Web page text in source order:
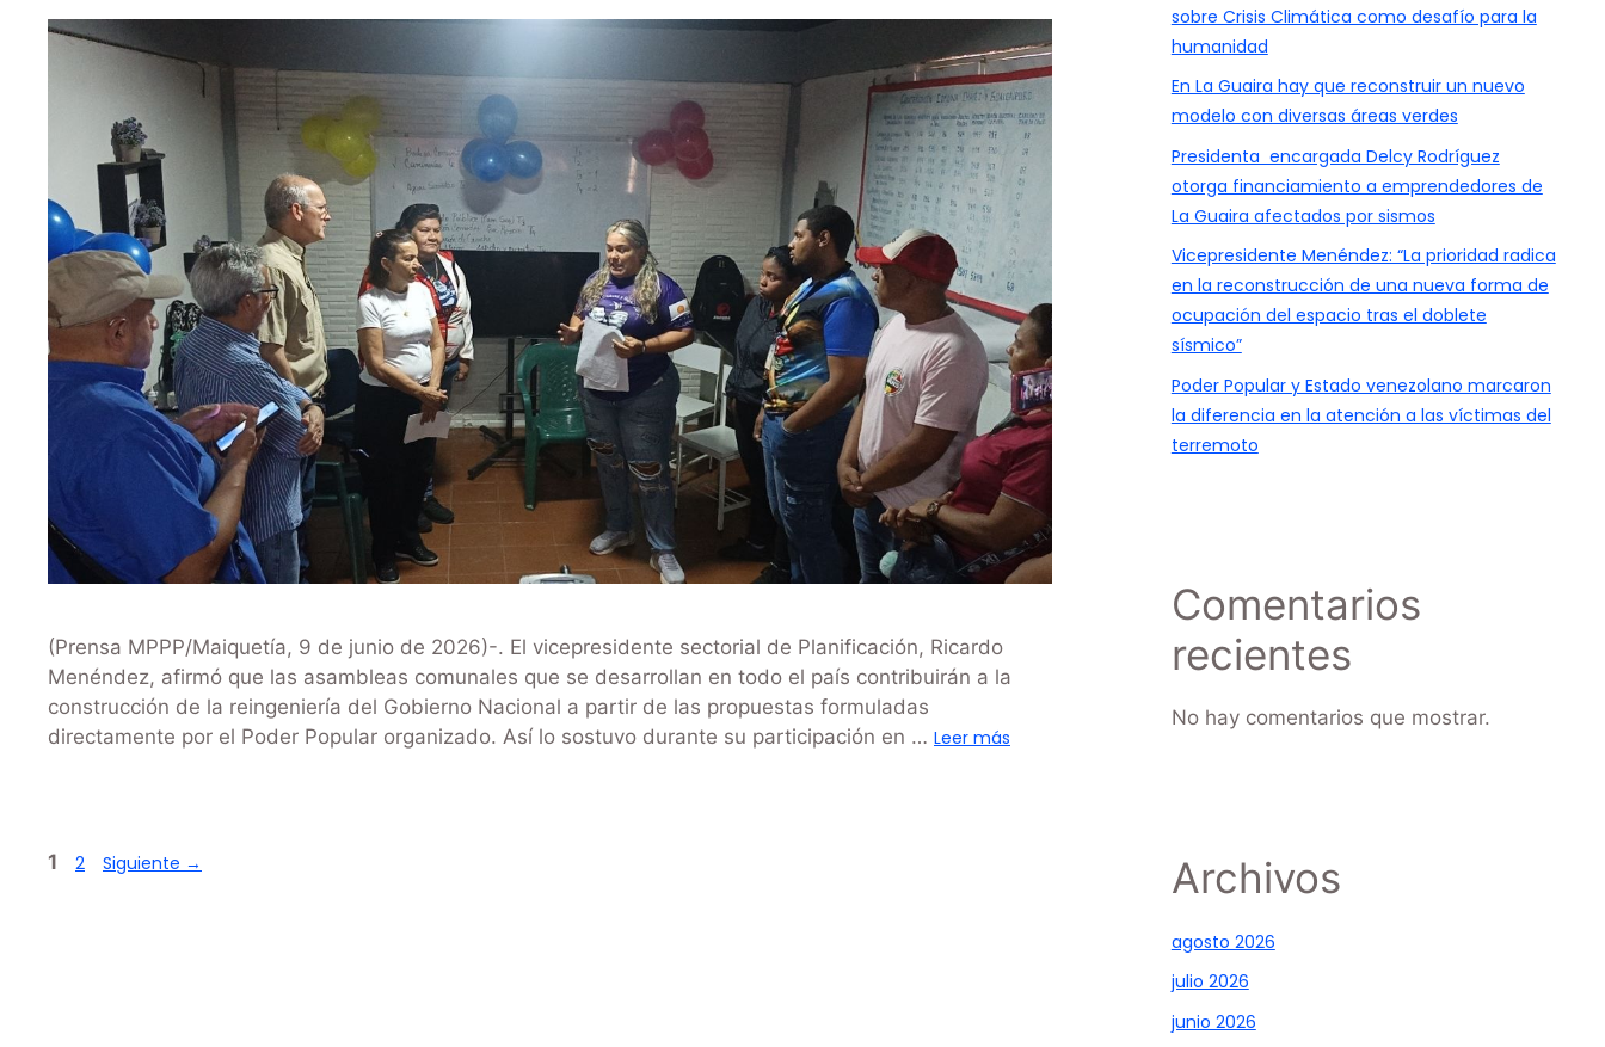
(Prensa MPPP/Maiquetía, 9 de junio de 2026)-. El vicepresidente sectorial de Planificación, Ricardo
Menéndez, afirmó que las asambleas comunales que se desarrollan en todo el país contribuirán a la
construcción de la reingeniería del Gobierno Nacional a partir de las propuestas formuladas
directamente por el Poder Popular organizado. Así lo sostuvo durante su participación en … Leer más
1 2 Siguiente →
sobre Crisis Climática como desafío para la
humanidad
En La Guaira hay que reconstruir un nuevo
modelo con diversas áreas verdes
Presidenta encargada Delcy Rodríguez
otorga financiamiento a emprendedores de
La Guaira afectados por sismos
Vicepresidente Menéndez: “La prioridad radica
en la reconstrucción de una nueva forma de
ocupación del espacio tras el doblete
sísmico”
Poder Popular y Estado venezolano marcaron
la diferencia en la atención a las víctimas del
terremoto
Comentarios
recientes
No hay comentarios que mostrar.
Archivos
agosto 2026
julio 2026
junio 2026